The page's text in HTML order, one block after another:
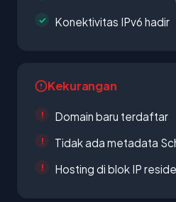
Konektivitas IPv6 hadir
Kekurangan
Domain baru terdaftar
Tidak ada metadata
Hosting di blok IP